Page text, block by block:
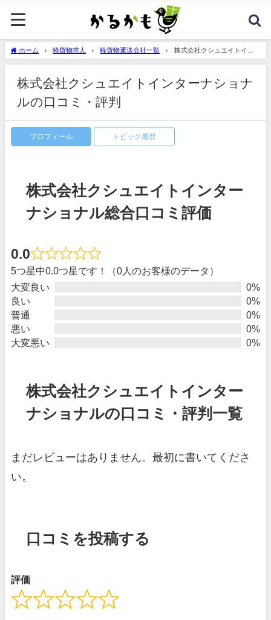
ホーム 軽貨物求人 軽貨物運送会社一覧
株式会社クシュエイトイン
ターナショナルの口コミ・評判
株式会社クシュエイトインターナショナ
ルの口コミ・評判
プロフィール トピック履歴
株式会社クシュエイトインター
ナショナル総合口コミ評価
0.0
5つ星中0.0つ星です！（0人のお客様のデータ）
大変良い
0%
良い
0%
普通
0%
悪い
0%
大変悪い
0%
株式会社クシュエイトインター
ナショナルの口コミ・評判一覧
まだレビューはありません。最初に書いてくださ
い。
口コミを投稿する
評価